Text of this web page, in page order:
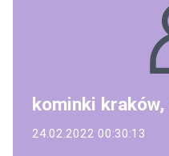
kominki
24.02.2022 00:30:13